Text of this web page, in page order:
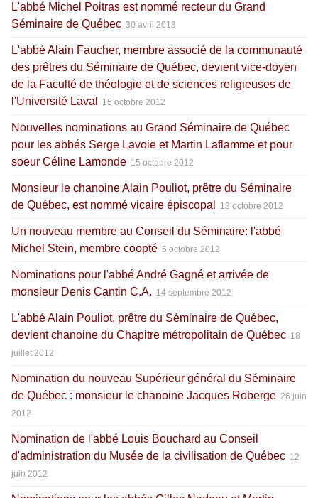
L'abbé Michel Poitras est nommé recteur du Grand
Séminaire de Québec 30 avril 2013
L'abbé Alain Faucher, membre associé de la communauté
des prêtres du Séminaire de Québec, devient vice-doyen
de la Faculté de théologie et de sciences religieuses de
l'Université Laval
15 octobre 2012
Nouvelles nominations au Grand Séminaire de Québec
pour les abbés Serge Lavoie et Martin Laflamme et pour
soeur Céline Lamonde 15 octobre 2012
Monsieur le chanoine Alain Pouliot, prêtre du Séminaire
de Québec, est nommé vicaire épiscopal
13 octobre 2012
Un nouveau membre au Conseil du Séminaire: l'abbé
Michel Stein, membre coopté 5 octobre 2012
Nominations pour l'abbé André Gagné et arrivée de
monsieur Denis Cantin C.A. 14 septembre 2012
L'abbé Alain Pouliot, prêtre du Séminaire de Québec,
devient chanoine du Chapitre métropolitain de Québec 18
juillet 2012
Nomination du nouveau Supérieur général du Séminaire
de Québec : monsieur le chanoine Jacques Roberge 26 juin
2012
Nomination de l'abbé Louis Bouchard au Conseil
d'administration du Musée de la civilisation de Québec 12
juin 2012